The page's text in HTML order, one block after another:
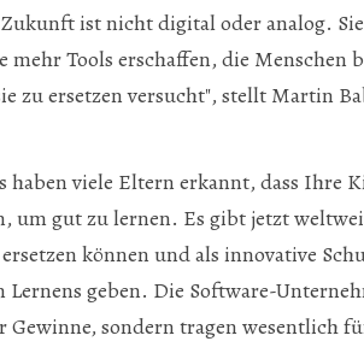
ist nicht digital oder analog.
mehr Tools erschaffen, die
zu ersetzen versucht", stellt Martin
haben viele Eltern erkannt, dass Ihre
um gut zu lernen. Es gibt jetzt
ersetzen können und als innovative
geben. Die Software-
Gewinne, sondern tragen wesentlich